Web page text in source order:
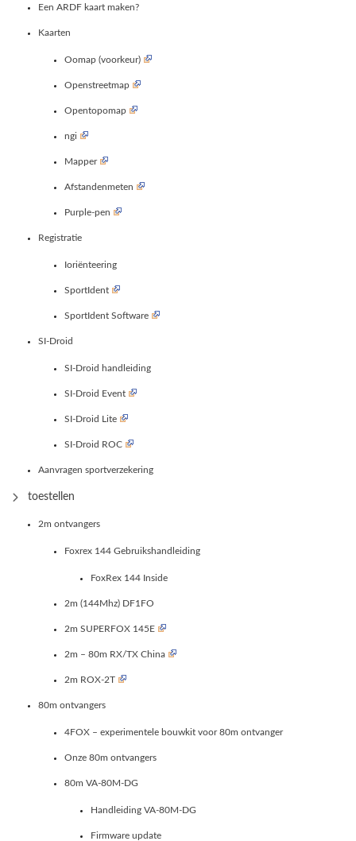
Een ARDF kaart maken?
Kaarten
Oomap (voorkeur)
Openstreetmap
Opentopomap
ngi
Mapper
Afstandenmeten
Purple-pen
Registratie
Ioriënteering
SportIdent
SportIdent Software
SI-Droid
SI-Droid handleiding
SI-Droid Event
SI-Droid Lite
SI-Droid ROC
Aanvragen sportverzekering
toestellen
2m ontvangers
Foxrex 144 Gebruikshandleiding
FoxRex 144 Inside
2m (144Mhz) DF1FO
2m SUPERFOX 145E
2m – 80m RX/TX China
2m ROX-2T
80m ontvangers
4FOX – experimentele bouwkit voor 80m ontvanger
Onze 80m ontvangers
80m VA-80M-DG
Handleiding VA-80M-DG
Firmware update